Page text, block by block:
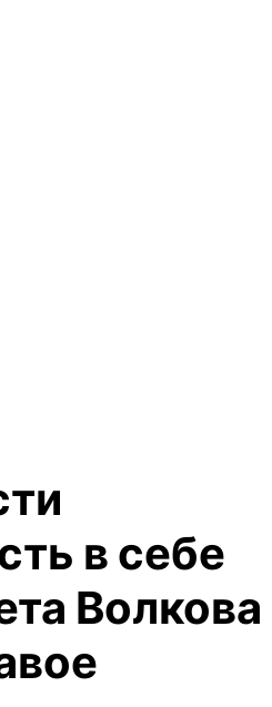
в себе
Волкова